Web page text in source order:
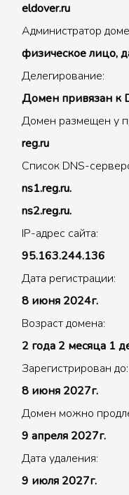
eldover.ru
Администратор
физическое лицо,
Делегирование:
Домен привязан к
Домен размещен у
reg.ru
Список DNS-
ns1.reg.ru.
ns2.reg.ru.
IP-адрес сайта:
95.163.244.136
Дата регистрации:
8 июня 2024г.
Возраст домена:
2 года 2 месяца 1
Зарегистрирован до:
8 июня 2027г.
Домен можно
9 апреля 2027г.
Дата удаления:
9 июля 2027г.